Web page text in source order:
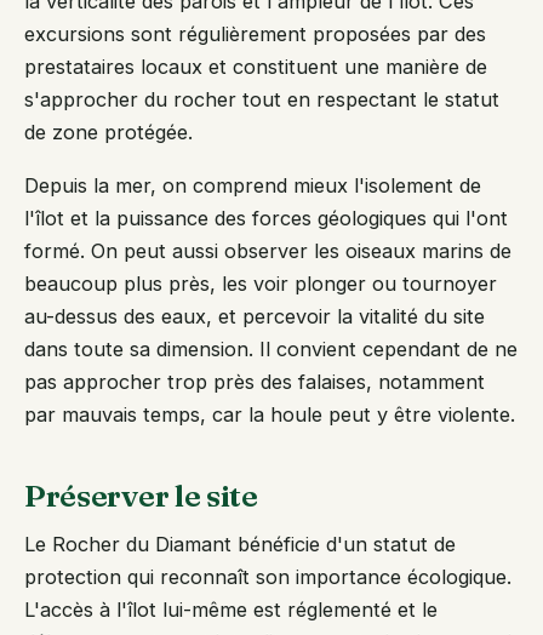
excursions sont régulièrement proposées par des
prestataires locaux et constituent une manière de
s'approcher du rocher tout en respectant le statut
de zone protégée.
Depuis la mer, on comprend mieux l'isolement de
l'îlot et la puissance des forces géologiques qui l'ont
formé. On peut aussi observer les oiseaux marins de
beaucoup plus près, les voir plonger ou tournoyer
au-dessus des eaux, et percevoir la vitalité du site
dans toute sa dimension. Il convient cependant de ne
pas approcher trop près des falaises, notamment
par mauvais temps, car la houle peut y être violente.
Préserver le site
Le Rocher du Diamant bénéficie d'un statut de
protection qui reconnaît son importance écologique.
L'accès à l'îlot lui-même est réglementé et le